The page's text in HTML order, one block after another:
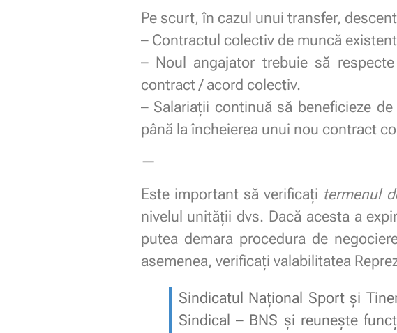
Pe scurt, în cazul unui transfer,
– Contractul colectiv de muncă
– Noul angajator trebuie să
contract / acord colectiv.
– Salariații continuă să beneficieze
până la încheierea unui nou contract
—
Este important să verificați termenul
nivelul unității dvs. Dacă acesta a
putea demara procedura de
asemenea, verificați valabilitatea
Sindicatul Național Sport și
Sindical – BNS și reuneşte